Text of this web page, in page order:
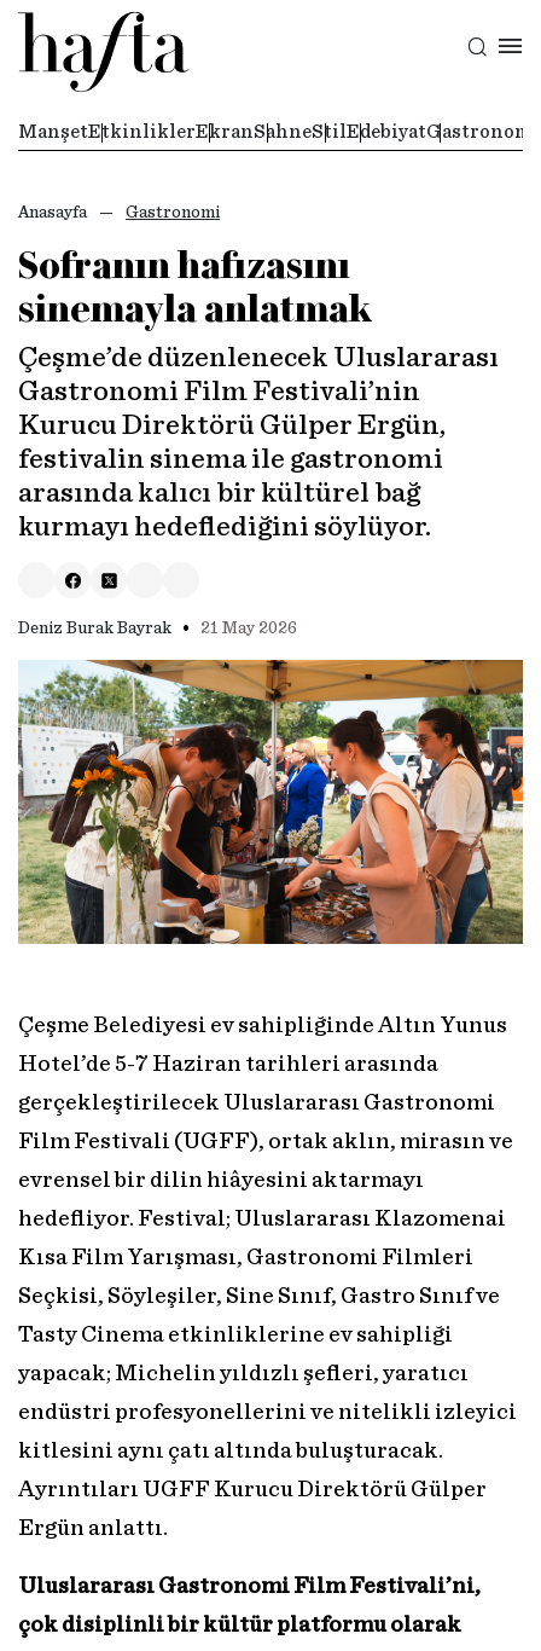
ManşetEtkinliklerEkranSahneStil EdebiyatGastronomi
Anasayfa Gastronomi
Sofranın hafızasını
sinemayla anlatmak
Çeşme’de düzenlenecek Uluslararası
Gastronomi Film Festivali’nin
Kurucu Direktörü Gülper Ergün,
festivalin sinema ile gastronomi
arasında kalıcı bir kültürel bağ
kurmayı hedeflediğini söylüyor.
Deniz Burak Bayrak • 21 May 2026
Çeşme Belediyesi ev sahipliğinde Altın Yunus
Hotel’de 5-7 Haziran tarihleri arasında
gerçekleştirilecek Uluslararası Gastronomi
Film Festivali (UGFF), ortak aklın, mirasın ve
evrensel bir dilin hiâyesini aktarmayı
hedefliyor. Festival; Uluslararası Klazomenai
Kısa Film Yarışması, Gastronomi Filmleri
Seçkisi, Söyleşiler, Sine Sınıf, Gastro Sınıf ve
Tasty Cinema etkinliklerine ev sahipliği
yapacak; Michelin yıldızlı şefleri, yaratıcı
endüstri profesyonellerini ve nitelikli izleyici
kitlesini aynı çatı altında buluşturacak.
Ayrıntıları UGFF Kurucu Direktörü Gülper
Ergün anlattı.
Uluslararası Gastronomi Film Festivali’ni,
çok disiplinli bir kültür platformu olarak